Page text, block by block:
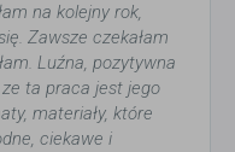
na kolejny rok,
Zawsze czekałam
Luźna, pozytywna
ta praca jest jego
materiały, które
ciekawe i